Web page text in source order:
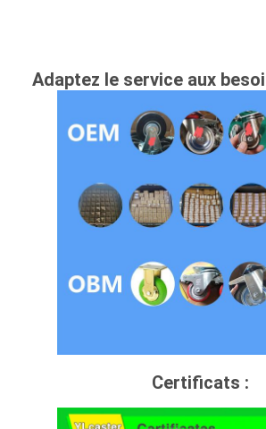
Adaptez le service aux
Certificats :